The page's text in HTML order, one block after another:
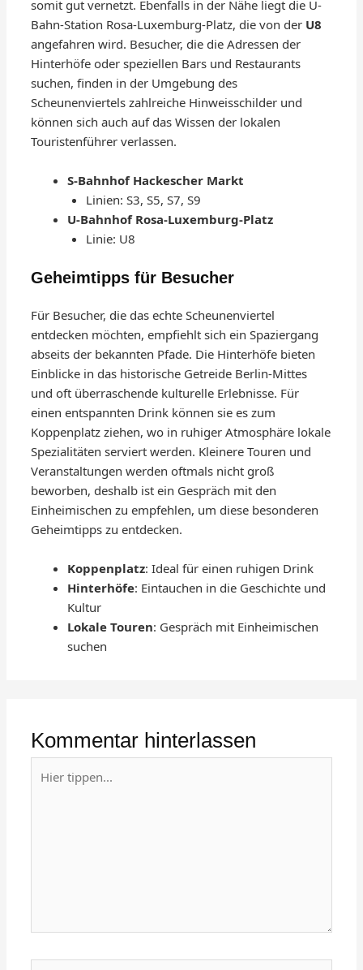
somit gut vernetzt. Ebenfalls in der Nähe liegt die U-
Bahn-Station Rosa-Luxemburg-Platz, die von der U8
angefahren wird. Besucher, die die Adressen der
Hinterhöfe oder speziellen Bars und Restaurants
suchen, finden in der Umgebung des
Scheunenviertels zahlreiche Hinweisschilder und
können sich auch auf das Wissen der lokalen
Touristenführer verlassen.
S-Bahnhof Hackescher Markt
Linien: S3, S5, S7, S9
U-Bahnhof Rosa-Luxemburg-Platz
Linie: U8
Geheimtipps für Besucher
Für Besucher, die das echte Scheunenviertel
entdecken möchten, empfiehlt sich ein Spaziergang
abseits der bekannten Pfade. Die Hinterhöfe bieten
Einblicke in das historische Getreide Berlin-Mittes
und oft überraschende kulturelle Erlebnisse. Für
einen entspannten Drink können sie es zum
Koppenplatz ziehen, wo in ruhiger Atmosphäre lokale
Spezialitäten serviert werden. Kleinere Touren und
Veranstaltungen werden oftmals nicht groß
beworben, deshalb ist ein Gespräch mit den
Einheimischen zu empfehlen, um diese besonderen
Geheimtipps zu entdecken.
Koppenplatz: Ideal für einen ruhigen Drink
Hinterhöfe: Eintauchen in die Geschichte und
Kultur
Lokale Touren: Gespräch mit Einheimischen
suchen
Kommentar hinterlassen
tippen...